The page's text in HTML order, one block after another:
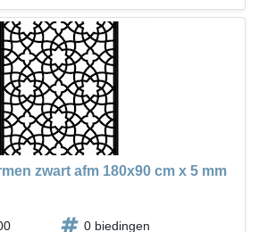
zwart afm 180x90 cm x 5 mm
0 biedingen